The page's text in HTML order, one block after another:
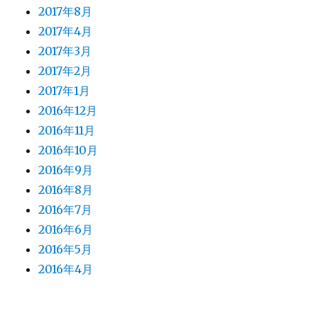
2017年8月
2017年4月
2017年3月
2017年2月
2017年1月
2016年12月
2016年11月
2016年10月
2016年9月
2016年8月
2016年7月
2016年6月
2016年5月
2016年4月